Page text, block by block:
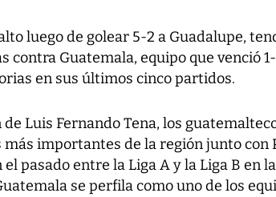
luego de golear 5-2 a Guadalupe,
contra Guatemala, equipo que venció
en sus últimos cinco partidos.
Luis Fernando Tena, los
importantes de la región junto con
pasado entre la Liga A y la Liga B en
se perfila como uno de los